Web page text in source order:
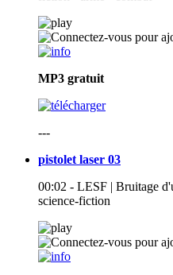
MP3 gratuit
---
pistolet laser 03
00:02 - LESF | Bruitage
science-fiction